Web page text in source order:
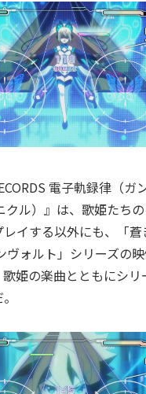
電子軌録律（ガ
クル）』は、歌姫たち
イする以外にも、「蒼
ヴォルト」シリーズの
姫の楽曲とともにシリ